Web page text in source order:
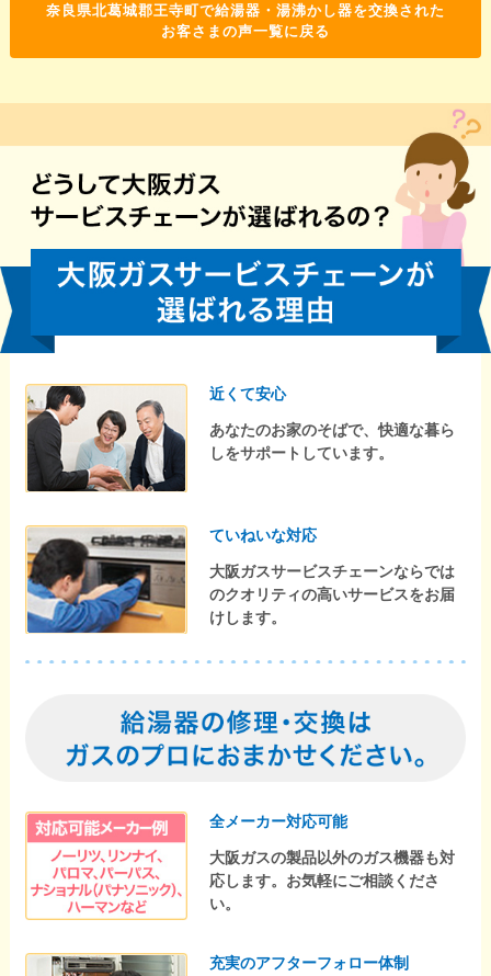
奈良県北葛城郡王寺町で給湯器・湯沸かし器を交換された
お客さまの声一覧に戻る
近くて安心
あなたのお家のそばで、快適な暮ら
しをサポートしています。
ていねいな対応
大阪ガスサービスチェーンならでは
のクオリティの高いサービスをお届
けします。
全メーカー対応可能
大阪ガスの製品以外のガス機器も対
応します。お気軽にご相談くださ
い。
充実のアフターフォロー体制